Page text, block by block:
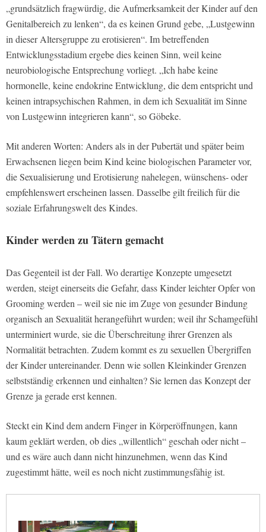
„grundsätzlich fragwürdig, die Aufmerksamkeit der Kinder auf den
Genitalbereich zu lenken“, da es keinen Grund gebe, „Lustgewinn
in dieser Altersgruppe zu erotisieren“. Im betreffenden
Entwicklungsstadium ergebe dies keinen Sinn, weil keine
neurobiologische Entsprechung vorliegt. „Ich habe keine
hormonelle, keine endokrine Entwicklung, die dem entspricht und
keinen intrapsychischen Rahmen, in dem ich Sexualität im Sinne
von Lustgewinn integrieren kann“, so Göbeke.
Mit anderen Worten: Anders als in der Pubertät und später beim
Erwachsenen liegen beim Kind keine biologischen Parameter vor,
die Sexualisierung und Erotisierung nahelegen, wünschens- oder
empfehlenswert erscheinen lassen. Dasselbe gilt freilich für die
soziale Erfahrungswelt des Kindes.
Kinder werden zu Tätern gemacht
Das Gegenteil ist der Fall. Wo derartige Konzepte umgesetzt
werden, steigt einerseits die Gefahr, dass Kinder leichter Opfer von
Grooming werden – weil sie nie im Zuge von gesunder Bindung
organisch an Sexualität herangeführt wurden; weil ihr Schamgefühl
unterminiert wurde, sie die Überschreitung ihrer Grenzen als
Normalität betrachten. Zudem kommt es zu sexuellen Übergriffen
der Kinder untereinander. Denn wie sollen Kleinkinder Grenzen
selbstständig erkennen und einhalten? Sie lernen das Konzept der
Grenze ja gerade erst kennen.
Steckt ein Kind dem andern Finger in Körperöffnungen, kann
kaum geklärt werden, ob dies „willentlich“ geschah oder nicht –
und es wäre auch dann nicht hinzunehmen, wenn das Kind
zugestimmt hätte, weil es noch nicht zustimmungsfähig ist.